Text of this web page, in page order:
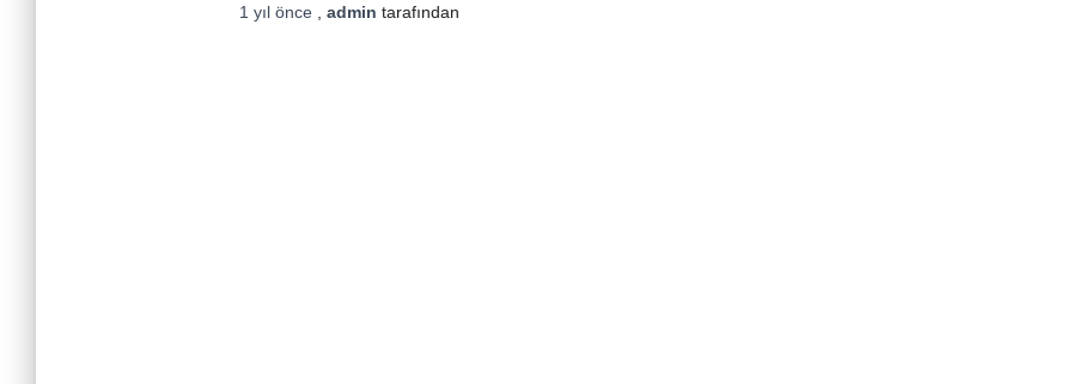
1 yılönce admin tarafından